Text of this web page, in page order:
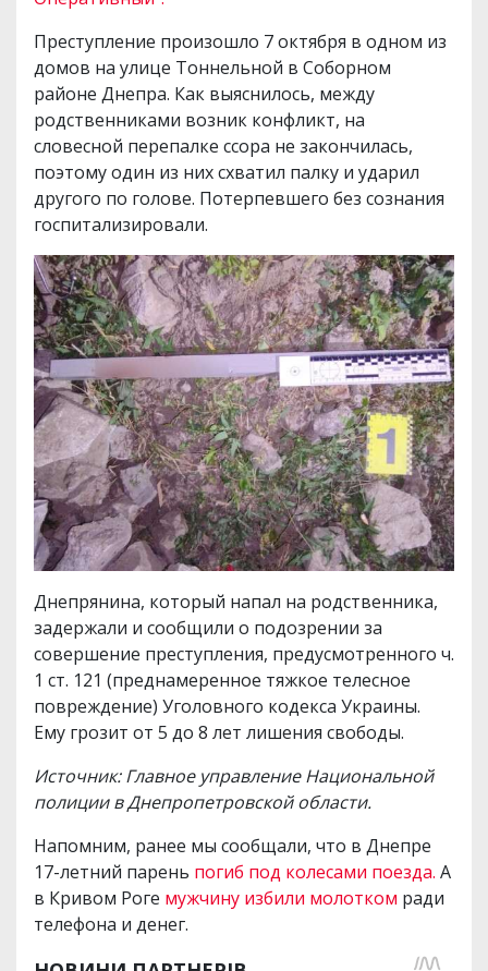
Преступление произошло 7 октября в одном из
домов на улице Тоннельной в Соборном
районе Днепра. Как выяснилось, между
родственниками возник конфликт, на
словесной перепалке ссора не закончилась,
поэтому один из них схватил палку и ударил
другого по голове. Потерпевшего без сознания
госпитализировали.
Днепрянина, который напал на родственника,
задержали и сообщили о подозрении за
совершение преступления, предусмотренного ч.
1 ст. 121 (преднамеренное тяжкое телесное
повреждение) Уголовного кодекса Украины.
Ему грозит от 5 до 8 лет лишения свободы.
Источник: Главное управление Национальной
полиции в Днепропетровской области.
Напомним, ранее мы сообщали, что в Днепре
17-летний парень погиб под колесами поезда. А
в Кривом Роге мужчину избили молотком ради
телефона и денег.